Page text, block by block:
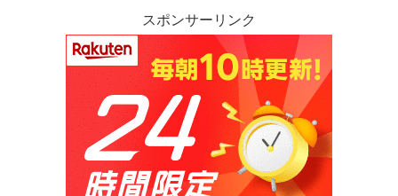
スポンサーリンク